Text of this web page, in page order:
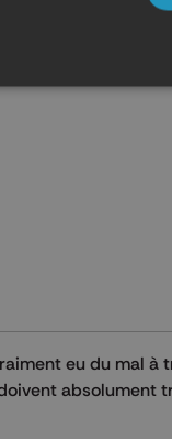
eu du mal
absolument